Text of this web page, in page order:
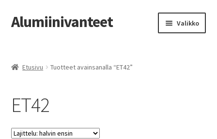
Siirry
navigointiin
Siirry
sisältöön
Alumiinivanteet Valikko
Kauppa
Oma tili
Etusivu Tuotteet avainsanalla “ET42”
ET42